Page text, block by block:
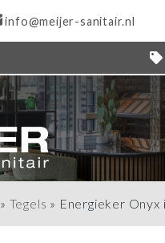
info@meijer-sanitair.nl
» Tegels » Energieker